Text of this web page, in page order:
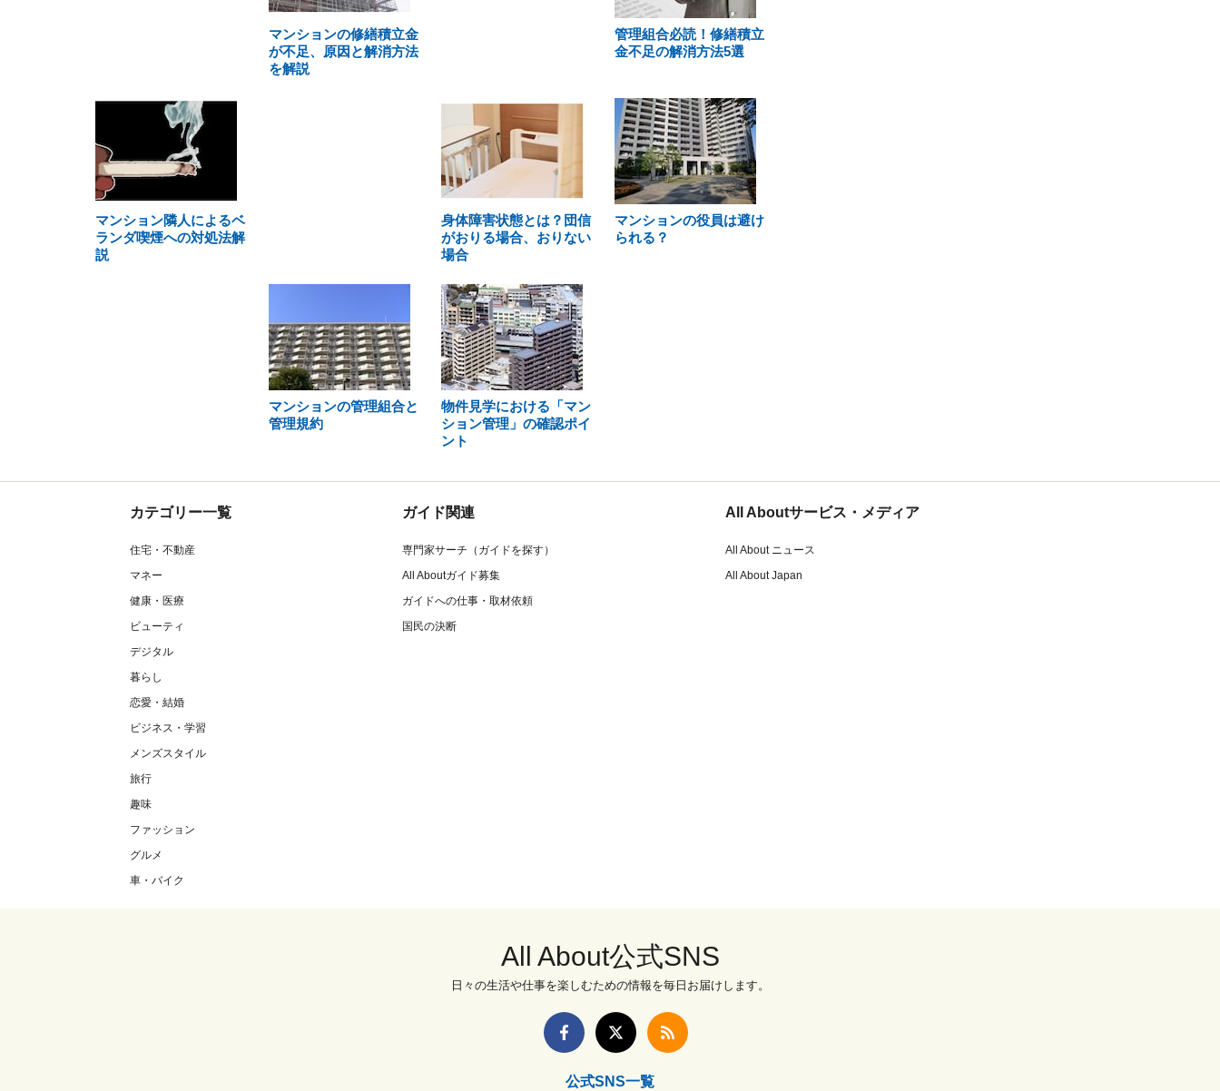
マンションの修繕積立金
が不足、原因と解消方法
を解説
管理組合必読！修繕積立
金不足の解消方法5選
マンション隣人によるベ
ランダ喫煙への対処法解
説
身体障害状態とは？団信
がおりる場合、おりない
場合
マンションの役員は避け
られる？
マンションの管理組合と
管理規約
物件見学における「マン
ション管理」の確認ポイ
ント
カテゴリー一覧
住宅・不動産
マネー
健康・医療
ビューティ
デジタル
暮らし
恋愛・結婚
ビジネス・学習
メンズスタイル
旅行
趣味
ファッション
グルメ
車・バイク
ガイド関連
専門家サーチ（ガイドを探す）
All Aboutガイド募集
ガイドへの仕事・取材依頼
国民の決断
All Aboutサービス・メディア
All About ニュース
All About Japan
All About公式SNS
日々の生活や仕事を楽しむための情報を毎日お届けします。
公式SNS一覧